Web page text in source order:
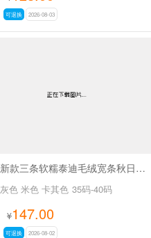
可退换 2026-08-03
新款三条软糯泰迪毛绒宽条秋日奶绒物语拖鞋SA10988-3
灰色 米色 卡其色 35码-40码
¥147.00
可退换 2026-08-02